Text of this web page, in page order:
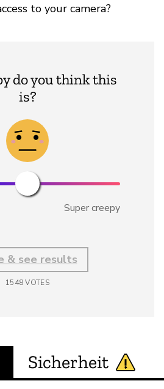
to your camera?
do you think this
is?
Super creepy
& see results
1548VOTES
Sicherheit